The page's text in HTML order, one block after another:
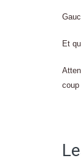
Et
coup